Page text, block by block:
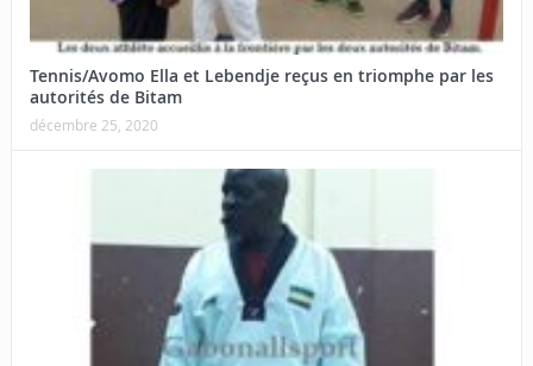
Tennis/Avomo Ella et Lebendje reçus en triomphe par les
autorités de Bitam
décembre 25, 2020